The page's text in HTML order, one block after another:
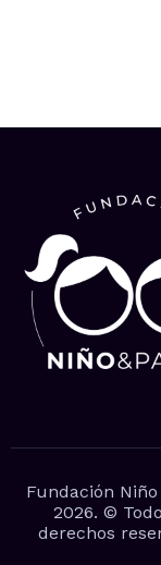
Fundación
2026. ©
derechos